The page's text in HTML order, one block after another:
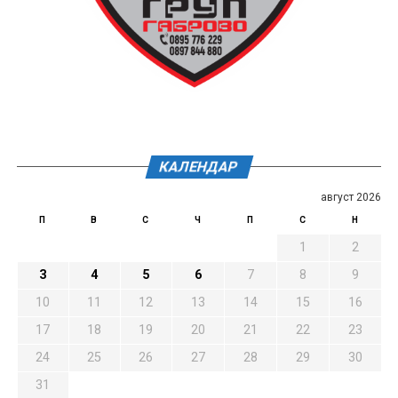
КАЛЕНДАР
август 2026
П В С Ч П С Н
1
2
3
4 5 6 7 8
9
10
11 12 13 14 15
16
17
18 19 20 21 22
23
24
25 26 27 28 29
30
31